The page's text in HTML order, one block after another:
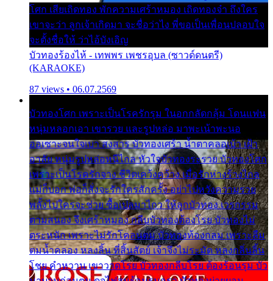
โศก เสียเถิดทอง พักความเศร้าหมอง เถิดทองจ๋า ถึงใคร
เขาจะว่า ลูกเจ้าเกิดมา จะชื่อว่าไง พี่ขอเป็นเพื่อนปลอบใจ
จะตั้งชื่อให้ ว่าไอ้บังเอิญ
บัวทองร้องไห้ - เทพพร เพชรอุบล (ซาวด์ดนตรี)
(KARAOKE)
87 views • 06.07.2569
บัวทองโศก เพราะเป็นโรครักรุม ในอกกลัดกลุ้ม โดนแฟน
หนุ่มหลอกเอา เขารวย และรูปหล่อ มาพะเน้าพะนอ
ออเซาะจนใจเบา สงสาร บัวทองเศร้า น้ำตาคลอเบ้า เฝ้า
อาลัย หนุ่มรูปหล่อหนีไกล หัวใจบัวทองระรวย บัวทองโศก
เพราะเป็นโรครักจาง ชีวิตเคว้งคว้าง เมื่อรักห่างร้างไกล
แม่ก็บอก พ่อก็สั่งจะรักใครสักครั้ง อย่าไปหวังความรวย
พลั้งไปใครจะช่วย ซื้อเปลมาไกว ให้ลูกบัวทอง เวรกรรม
ตามสนอง จึงเศร้าหมอง กลีบบัวทองต้องโรย บัวทองไม่
ตระหนัก เพราะไม่รักโคลนตม บัวทองท้องกลม เพราะลืม
ตมน้ำคลอง หลงลิ้น ที่สิ้นสัตย์ เจ้าจึงไม่ระมัด หลงกลิ่นลิ้น
โชย คำหวาน เขาวาดโรย บัวทองกลีบโรย ต้องร้อนรุม บัว